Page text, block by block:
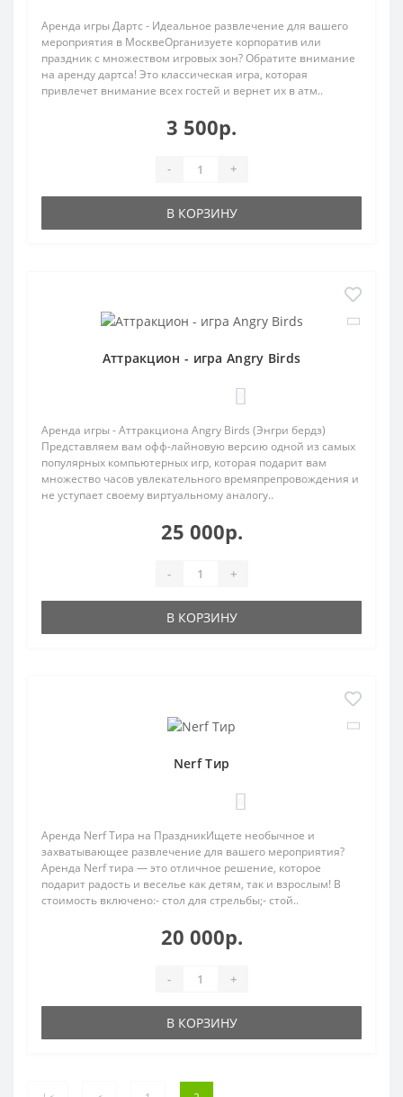
Аренда игры Дартс - Идеальное развлечение для вашего
мероприятия в МосквеОрганизуете корпоратив или
праздник с множеством игровых зон? Обратите внимание
на аренду дартса! Это классическая игра, которая
привлечет внимание всех гостей и вернет их в атм..
3 500р.
- +
В КОРЗИНУ
Аттракцион - игра Angry Birds
Аренда игры - Аттракциона Angry Birds (Энгри бердз)
Представляем вам офф-лайновую версию одной из самых
популярных компьютерных игр, которая подарит вам
множество часов увлекательного времяпрепровождения и
не уступает своему виртуальному аналогу..
25 000р.
- +
В КОРЗИНУ
Nerf Тир
Аренда Nerf Тира на ПраздникИщете необычное и
захватывающее развлечение для вашего мероприятия?
Аренда Nerf тира — это отличное решение, которое
подарит радость и веселье как детям, так и взрослым! В
стоимость включено:- стол для стрельбы;- стой..
20 000р.
- +
В КОРЗИНУ